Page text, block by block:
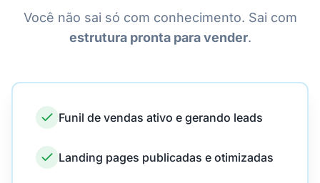
Você não sai só com conhecimento. Sai com
estrutura pronta para vender.
Funil de vendas ativo e gerando leads
Landing pages publicadas e otimizadas